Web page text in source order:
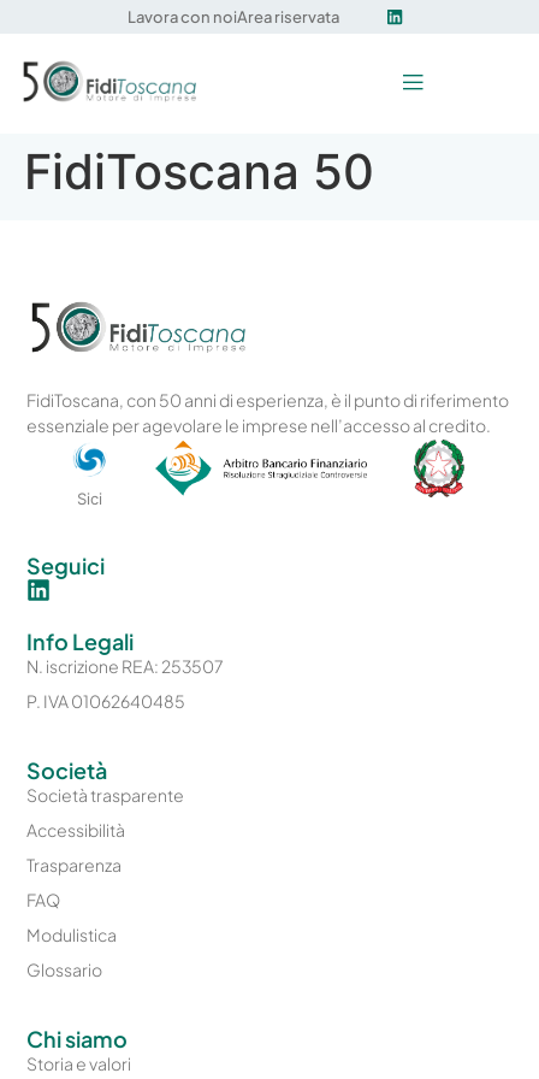
Lavora con noiArea riservata
FidiToscana 50
FidiToscana, con 50 anni di esperienza, è il punto di riferimento
essenziale per agevolare le imprese nell’accesso al credito.
Sici
Chi siamo
Storia e valori
Società
Società trasparente
Accessibilità
Trasparenza
FAQ
Modulistica
Glossario
Seguici
Info Legali
N. iscrizione REA: 253507
P. IVA 01062640485